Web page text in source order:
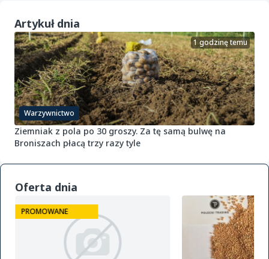
Artykuł dnia
Warzywnictwo
1 godzinę temu
Ziemniak z pola po 30 groszy. Za tę samą bulwę na
Broniszach płacą trzy razy tyle
Oferta dnia
PROMOWANE